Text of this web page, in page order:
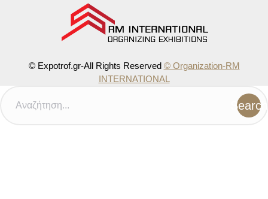
© Expotrof.gr-All Rights Reserved © Organization-RM
INTERNATIONAL
Search